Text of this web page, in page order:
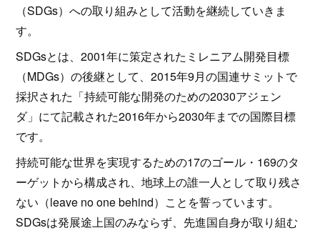
（SDGs）への取り組みとして活動を継続していきま
す。
SDGsとは、2001年に策定されたミレニアム開発目標
（MDGs）の後継として、2015年9月の国連サミットで
採択された「持続可能な開発のための2030アジェン
ダ」にて記載された2016年から2030年までの国際目標
です。
持続可能な世界を実現するための17のゴール・169のタ
ーゲットから構成され、地球上の誰一人として取り残さ
ない（leave no one behind）ことを誓っています。
SDGsは発展途上国のみならず、先進国自身が取り組む